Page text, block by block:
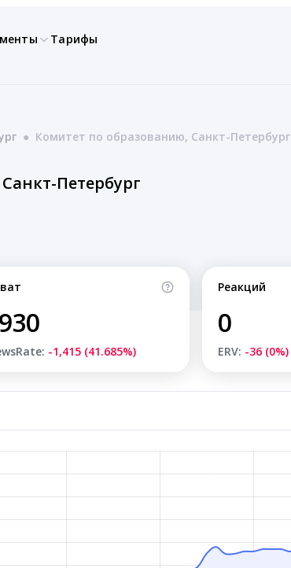
Тарифы
● Комитет по образованию, Санкт-Петербург
Петербург
-1,415 (41.685%)
Реакций
0
ERV: -36 (0%)